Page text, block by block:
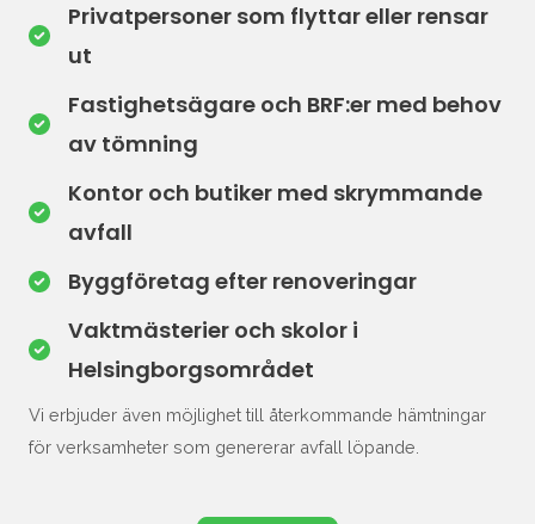
Privatpersoner som flyttar eller rensar
ut
Fastighetsägare och BRF:er med behov
av tömning
Kontor och butiker med skrymmande
avfall
Byggföretag efter renoveringar
Vaktmästerier och skolor i
Helsingborgsområdet
Vi erbjuder även möjlighet till återkommande hämtningar
för verksamheter som genererar avfall löpande.